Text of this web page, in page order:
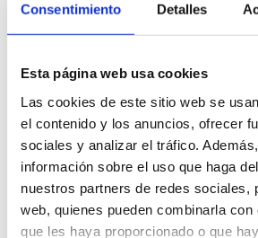
Consentimiento Detalles
Esta página web usa cookies
Las cookies de este sitio web se
el contenido y los anuncios, ofrecer
sociales y analizar el tráfico.
información sobre el uso que haga
nuestros partners de redes sociales,
web, quienes pueden combinarla con
que les haya proporcionado o que